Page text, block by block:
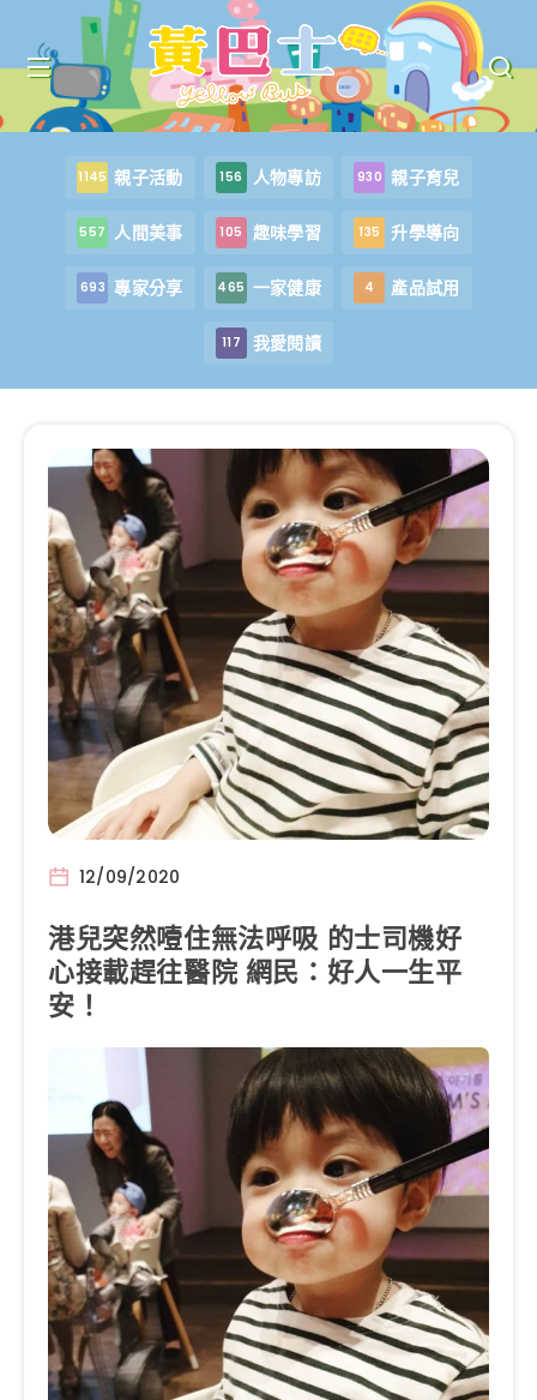
1145 親子活動 156 人物專訪 930 親子育兒
557 人間美事 105 趣味學習 135 升學導向
693 專家分享 465 一家健康 4 產品試用
117 我愛閱讀
12/09/2020
港兒突然噎住無法呼吸 的士司機好
心接載趕往醫院 網民：好人一生平
安！